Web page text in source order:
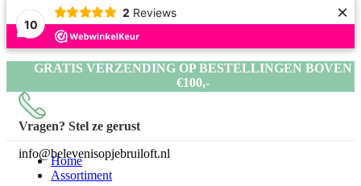
10
2 Reviews ×
GRATIS VERZENDING OP BESTELLINGEN BOVEN
€100,-
GRATIS VERZENDING OP BESTELLINGEN BOVEN
GRATIS VERZENDING OP BESTELLINGEN BOVEN
Vragen? Stel ze gerust
info@belevenisopjebruiloft.nl
Home
Assortiment